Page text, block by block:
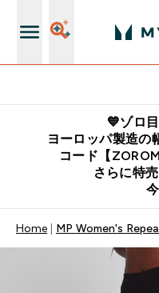
💙ゾロ
ヨーロッパ製造の
コード【
さらに特
Home MP Women's